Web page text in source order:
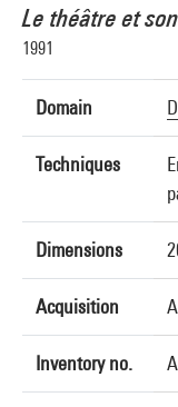
Le théâtre et
1991
Domain
Techniques
Dimensions
Acquisition
Inventory no.
Image presentation :